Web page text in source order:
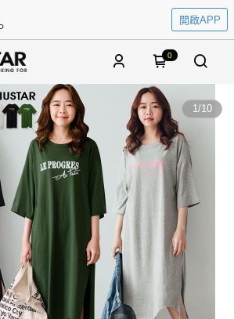
開啟APP
0
1/10